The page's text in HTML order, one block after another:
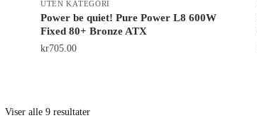
UTEN KATEGORI
Power be quiet! Pure Power L8 600W
Fixed 80+ Bronze ATX
kr705.00
Viser alle 9 resultater